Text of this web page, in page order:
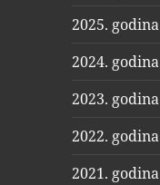
2025. godina
2024. godina
2023. godina
2022. godina
2021. godina